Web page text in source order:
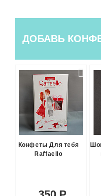
ДОБАВЬ
Конфеты Для тебя
Raffaello